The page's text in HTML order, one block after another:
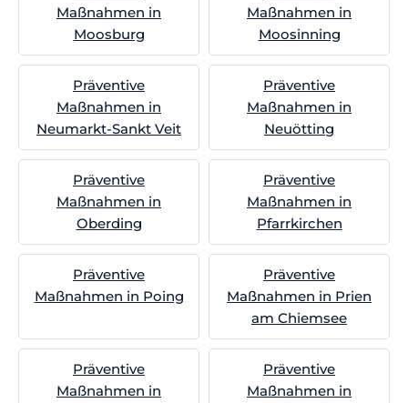
Maßnahmen in
Moosburg
Maßnahmen in
Moosinning
Präventive
Maßnahmen in
Neumarkt-Sankt Veit
Präventive
Maßnahmen in
Neuötting
Präventive
Maßnahmen in
Oberding
Präventive
Maßnahmen in
Pfarrkirchen
Präventive
Maßnahmen in Poing
Präventive
Maßnahmen in Prien
am Chiemsee
Präventive
Maßnahmen in
Präventive
Maßnahmen in